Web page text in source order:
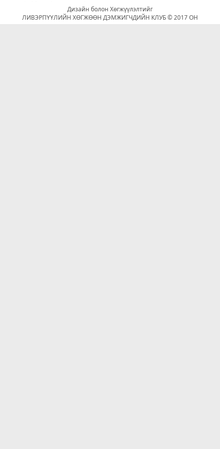
Дизайн болон Хөгжүүлэлтийг
ЛИВЭРПҮҮЛИЙН ХӨГЖӨӨН ДЭМЖИГЧДИЙН КЛУБ © 2017 ОН